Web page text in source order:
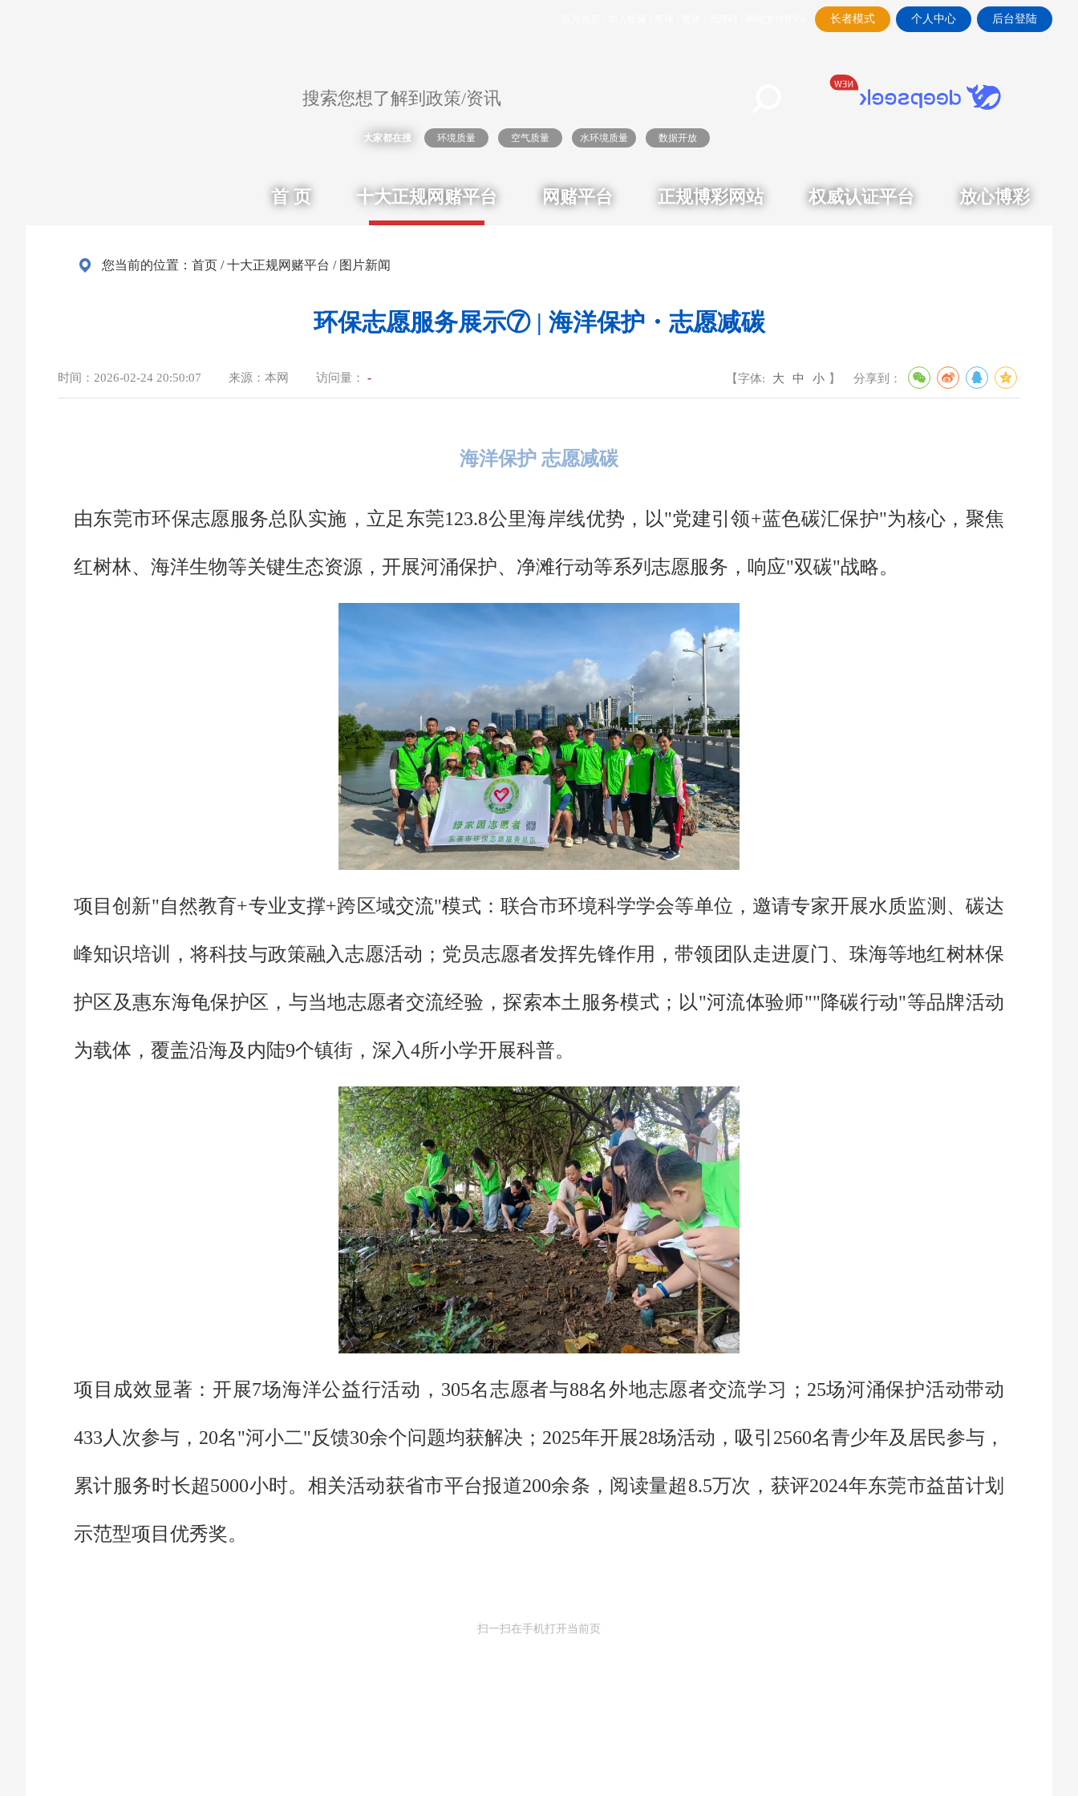
长者模式 个人中心 后台登陆
大家都在搜 环境质量 空气质量 水环境质量 数据开放
首 页 十大正规网赌平台 网赌平台 正规博彩网站 权威认证平台 放心博彩
您当前的位置： 首页 /十大正规网赌平台 / 图片新闻
环保志愿服务展示⑦ | 海洋保护・志愿减碳
时间： 2026-02-24 20:50:07 来源： 本网 访问量： - 【字体: 大 中 小 】 分享到：
海洋保护 志愿减碳
由东莞市环保志愿服务总队实施，立足东莞123.8公里海岸线优势，以"党建引领+蓝色碳汇保护"为核心，聚焦
红树林、海洋生物等关键生态资源，开展河涌保护、净滩行动等系列志愿服务，响应"双碳"战略。
项目创新"自然教育+专业支撑+跨区域交流"模式：联合市环境科学学会等单位，邀请专家开展水质监测、碳达
峰知识培训，将科技与政策融入志愿活动；党员志愿者发挥先锋作用，带领团队走进厦门、珠海等地红树林保
护区及惠东海龟保护区，与当地志愿者交流经验，探索本土服务模式；以"河流体验师""降碳行动"等品牌活动
为载体，覆盖沿海及内陆9个镇街，深入4所小学开展科普。
项目成效显著：开展7场海洋公益行活动，305名志愿者与88名外地志愿者交流学习；25场河涌保护活动带动
433人次参与，20名"河小二"反馈30余个问题均获解决；2025年开展28场活动，吸引2560名青少年及居民参与，
累计服务时长超5000小时。相关活动获省市平台报道200余条，阅读量超8.5万次，获评2024年东莞市益苗计划
示范型项目优秀奖。
扫一扫在手机打开当前页